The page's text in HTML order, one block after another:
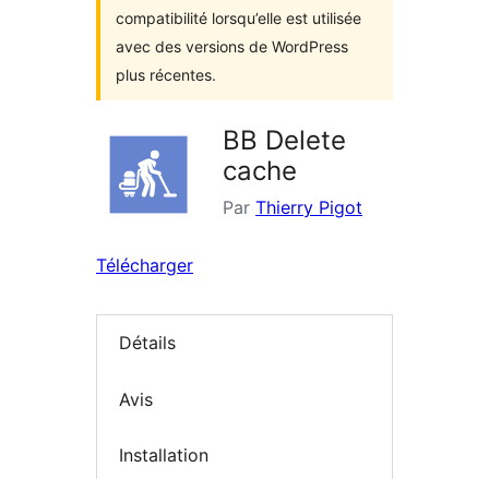
compatibilité lorsqu’elle est utilisée
avec des versions de WordPress
plus récentes.
BB Delete
cache
Par Thierry Pigot
Télécharger
Détails
Avis
Installation